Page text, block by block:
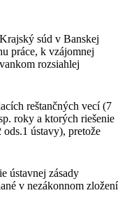
súd v Banskej
práce, k vzájomnej
rozsiahlej
reštančných vecí (7
roky a ktorých riešenie
ústavy), pretože
ústavnej zásady
v nezákonnom zložení